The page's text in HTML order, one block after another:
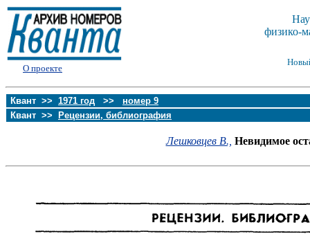
О проекте
физико-
Квант >> 1971 год >> номер 9
Квант >>
Рецензии, библиография
Лешковцев В., Невидимое